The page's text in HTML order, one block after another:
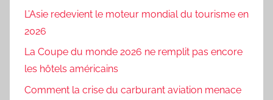
L’Asie redevient le moteur mondial du tourisme en
2026
La Coupe du monde 2026 ne remplit pas encore
les hôtels américains
Comment la crise du carburant aviation menace